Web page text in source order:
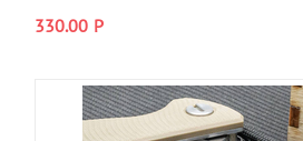
330.00 Р